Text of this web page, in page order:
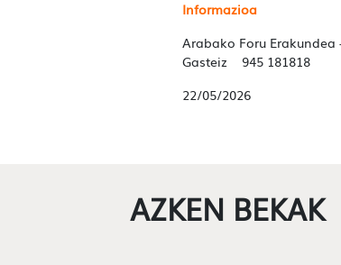
Informazioa
Arabako Foru
Gasteiz 945 181818
22/05/2026
AZKEN BEKAK